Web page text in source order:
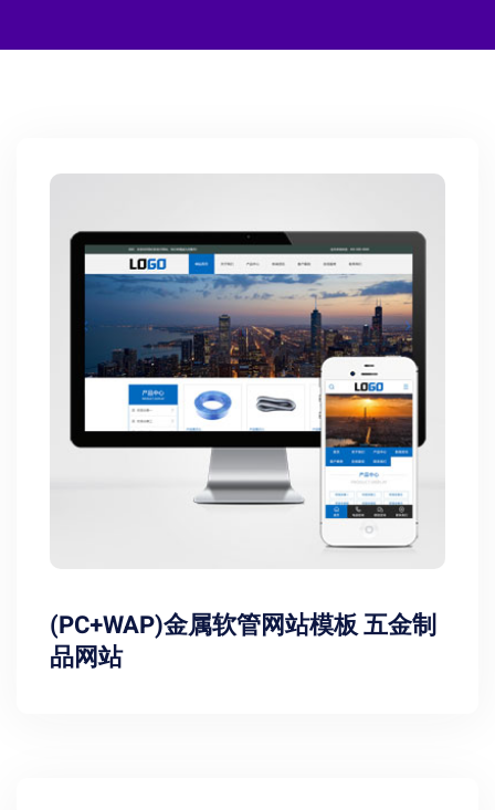
(PC+WAP)金属软管网站模板 五金制
品网站